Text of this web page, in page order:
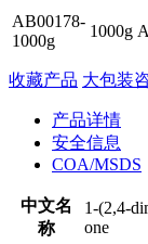
AB00178-
1000g
1000g
收藏产品 大包装
产品详情
安全信息
COA/MSDS
中文名
称
1-(2,4-
one